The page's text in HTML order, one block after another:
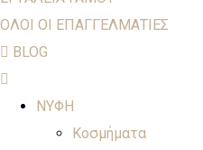
ΟΛΟΙ ΟΙ ΕΠΑΓΓΕΛΜΑΤΙΕΣ
BLOG
ΝΥΦΗ
Κοσμήματα